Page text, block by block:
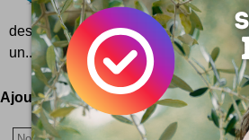
mômes braillards à portée
destinée aux plus flippés d'entre-
un...
Ajoutez votre avis !